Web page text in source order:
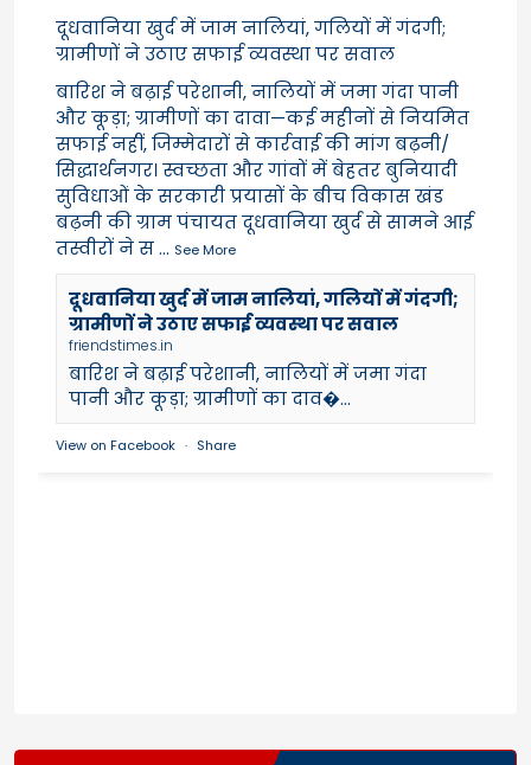
दूधवानिया खुर्द में जाम नालियां, गलियों में गंदगी;
ग्रामीणों ने उठाए सफाई व्यवस्था पर सवाल
बारिश ने बढ़ाई परेशानी, नालियों में जमा गंदा पानी
और कूड़ा; ग्रामीणों का दावा—कई महीनों से नियमित
सफाई नहीं, जिम्मेदारों से कार्रवाई की मांग बढ़नी/
सिद्धार्थनगर। स्वच्छता और गांवों में बेहतर बुनियादी
सुविधाओं के सरकारी प्रयासों के बीच विकास खंड
बढ़नी की ग्राम पंचायत दूधवानिया खुर्द से सामने आई
तस्वीरों ने स... See More
दूधवानिया खुर्द में जाम नालियां, गलियों में गंदगी;
ग्रामीणों ने उठाए सफाई व्यवस्था पर सवाल
friendstimes.in
बारिश ने बढ़ाई परेशानी, नालियों में जमा गंदा
पानी और कूड़ा; ग्रामीणों का दाव�...
View on Facebook · Share